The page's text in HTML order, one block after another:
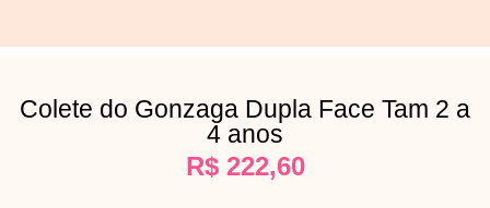
Colete do Gonzaga Dupla Face Tam 2 a
4 anos
R$222,60